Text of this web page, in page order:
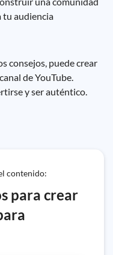
tu audiencia
consejos, puede crear
de YouTube.
y ser auténtico.
contenido:
para crear